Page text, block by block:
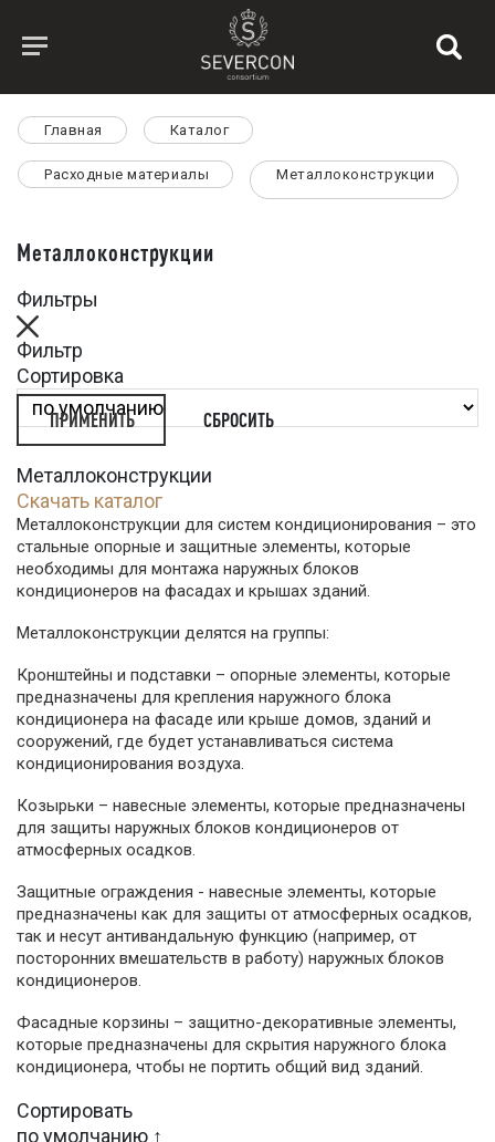
Главная Каталог
Расходные материалы Металлоконструкции
Металлоконструкции
Фильтры
Фильтр
Сортировка
СБРОСИТЬ
Металлоконструкции
Скачать каталог
Металлоконструкции для систем кондиционирования – это
стальные опорные и защитные элементы, которые
необходимы для монтажа наружных блоков
кондиционеров на фасадах и крышах зданий.
Металлоконструкции делятся на группы:
Кронштейны и подставки – опорные элементы, которые
предназначены для крепления наружного блока
кондиционера на фасаде или крыше домов, зданий и
сооружений, где будет устанавливаться система
кондиционирования воздуха.
Козырьки – навесные элементы, которые предназначены
для защиты наружных блоков кондиционеров от
атмосферных осадков.
Защитные ограждения - навесные элементы, которые
предназначены как для защиты от атмосферных осадков,
так и несут антивандальную функцию (например, от
посторонних вмешательств в работу) наружных блоков
кондиционеров.
Фасадные корзины – защитно-декоративные элементы,
которые предназначены для скрытия наружного блока
кондиционера, чтобы не портить общий вид зданий.
Сортировать
по умолчанию ↑